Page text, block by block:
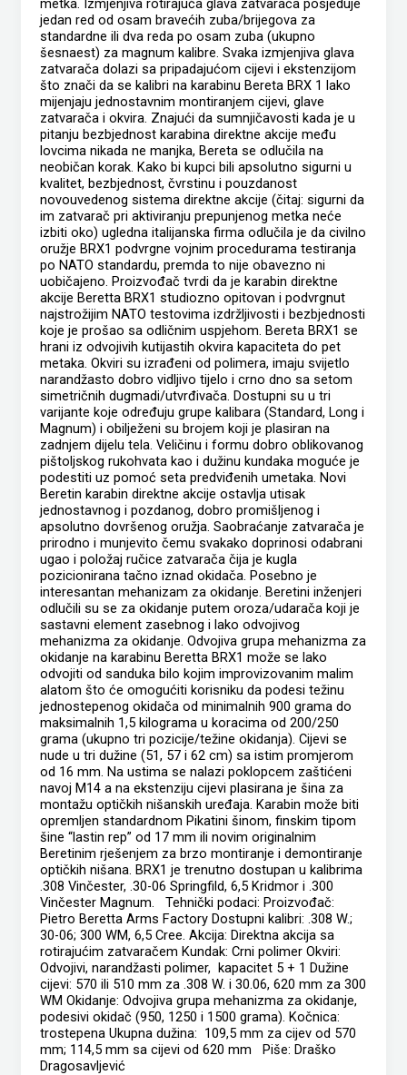
metka. Izmjenjiva rotirajuća glava zatvarača posjeduje
jedan red od osam bravećih zuba/brijegova za
standardne ili dva reda po osam zuba (ukupno
šesnaest) za magnum kalibre. Svaka izmjenjiva glava
zatvarača dolazi sa pripadajućom cijevi i ekstenzijom
što znači da se kalibri na karabinu Bereta BRX 1 lako
mijenjaju jednostavnim montiranjem cijevi, glave
zatvarača i okvira. Znajući da sumnjičavosti kada je u
pitanju bezbjednost karabina direktne akcije među
lovcima nikada ne manjka, Bereta se odlučila na
neobičan korak. Kako bi kupci bili apsolutno sigurni u
kvalitet, bezbjednost, čvrstinu i pouzdanost
novouvedenog sistema direktne akcije (čitaj: sigurni da
im zatvarač pri aktiviranju prepunjenog metka neće
izbiti oko) ugledna italijanska firma odlučila je da civilno
oružje BRX1 podvrgne vojnim procedurama testiranja
po NATO standardu, premda to nije obavezno ni
uobičajeno. Proizvođač tvrdi da je karabin direktne
akcije Beretta BRX1 studiozno opitovan i podvrgnut
najstrožijim NATO testovima izdržljivosti i bezbjednosti
koje je prošao sa odličnim uspjehom. Bereta BRX1 se
hrani iz odvojivih kutijastih okvira kapaciteta do pet
metaka. Okviri su izrađeni od polimera, imaju svijetlo
narandžasto dobro vidljivo tijelo i crno dno sa setom
simetričnih dugmadi/utvrđivača. Dostupni su u tri
varijante koje određuju grupe kalibara (Standard, Long i
Magnum) i obilježeni su brojem koji je plasiran na
zadnjem dijelu tela. Veličinu i formu dobro oblikovanog
pištoljskog rukohvata kao i dužinu kundaka moguće je
podestiti uz pomoć seta predviđenih umetaka. Novi
Beretin karabin direktne akcije ostavlja utisak
jednostavnog i pozdanog, dobro promišljenog i
apsolutno dovršenog oružja. Saobraćanje zatvarača je
prirodno i munjevito čemu svakako doprinosi odabrani
ugao i položaj ručice zatvarača čija je kugla
pozicionirana tačno iznad okidača. Posebno je
interesantan mehanizam za okidanje. Beretini inženjeri
odlučili su se za okidanje putem oroza/udarača koji je
sastavni element zasebnog i lako odvojivog
mehanizma za okidanje. Odvojiva grupa mehanizma za
okidanje na karabinu Beretta BRX1 može se lako
odvojiti od sanduka bilo kojim improvizovanim malim
alatom što će omogućiti korisniku da podesi težinu
jednostepenog okidača od minimalnih 900 grama do
maksimalnih 1,5 kilograma u koracima od 200/250
grama (ukupno tri pozicije/težine okidanja). Cijevi se
nude u tri dužine (51, 57 i 62 cm) sa istim promjerom
od 16 mm. Na ustima se nalazi poklopcem zaštićeni
navoj M14 a na ekstenziju cijevi plasirana je šina za
montažu optičkih nišanskih uređaja. Karabin može biti
opremljen standardnom Pikatini šinom, finskim tipom
šine “lastin rep” od 17 mm ili novim originalnim
Beretinim rješenjem za brzo montiranje i demontiranje
optičkih nišana. BRX1 je trenutno dostupan u kalibrima
.308 Vinčester, .30-06 Springfild, 6,5 Kridmor i .300
Vinčester Magnum. Tehnički podaci: Proizvođač:
Pietro Beretta Arms Factory Dostupni kalibri: .308 W.;
30-06; 300 WM, 6,5 Cree. Akcija: Direktna akcija sa
rotirajućim zatvaračem Kundak: Crni polimer Okviri:
Odvojivi, narandžasti polimer, kapacitet 5 + 1 Dužine
cijevi: 570 ili 510 mm za .308 W. i 30.06, 620 mm za 300
WM Okidanje: Odvojiva grupa mehanizma za okidanje,
podesivi okidač (950, 1250 i 1500 grama). Kočnica:
trostepena Ukupna dužina: 109,5 mm za cijev od 570
mm; 114,5 mm sa cijevi od 620 mm Piše: Draško
Dragosavljević